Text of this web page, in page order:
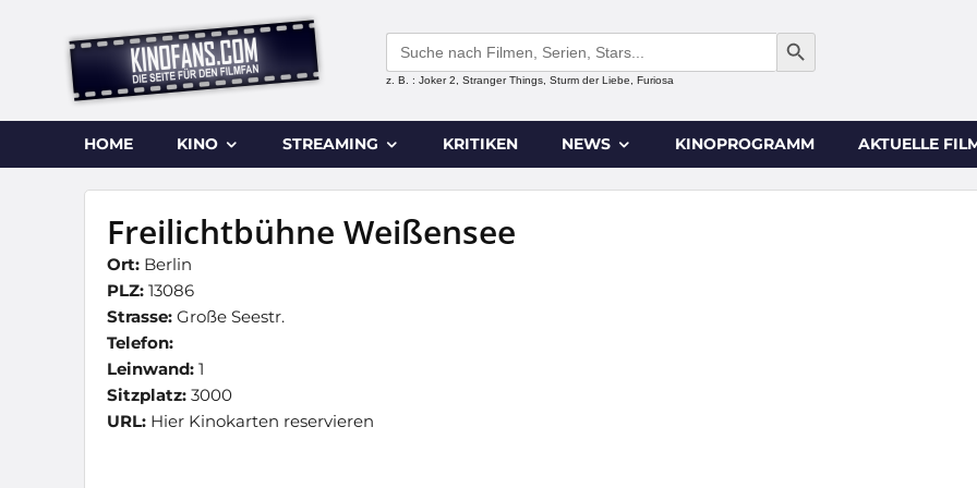
Search
for:
SEARCH BUTTON
z. B. : Joker 2, Stranger Things, Sturm der Liebe, Furiosa
HOME KINO STREAMING KRITIKEN NEWS KINOPROGRAMM AKTUELLE
Freilichtbühne Weißensee
Ort: Berlin
PLZ: 13086
Strasse: Große Seestr.
Telefon:
Leinwand: 1
Sitzplatz: 3000
URL: Hier Kinokarten reservieren